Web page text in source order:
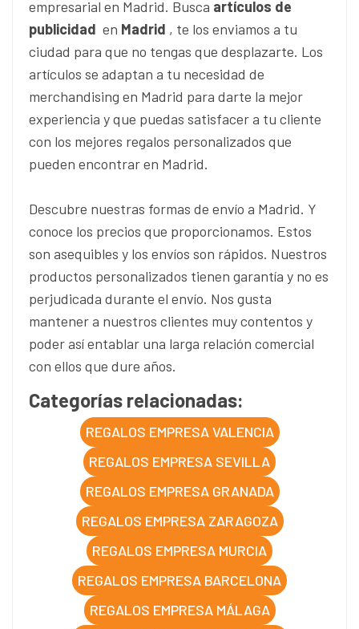
empresarial en Madrid. Busca artículos de
publicidad en Madrid , te los enviamos a tu
ciudad para que no tengas que desplazarte. Los
artículos se adaptan a tu necesidad de
merchandising en Madrid para darte la mejor
experiencia y que puedas satisfacer a tu cliente
con los mejores regalos personalizados que
pueden encontrar en Madrid.
Descubre nuestras formas de envío a Madrid. Y
conoce los precios que proporcionamos. Estos
son asequibles y los envíos son rápidos. Nuestros
productos personalizados tienen garantía y no es
perjudicada durante el envío. Nos gusta
mantener a nuestros clientes muy contentos y
poder así entablar una larga relación comercial
con ellos que dure años.
Categorías relacionadas:
REGALOS EMPRESA VALENCIA
REGALOS EMPRESA SEVILLA
REGALOS EMPRESA GRANADA
REGALOS EMPRESA ZARAGOZA
REGALOS EMPRESA MURCIA
REGALOS EMPRESA BARCELONA
REGALOS EMPRESA MÁLAGA